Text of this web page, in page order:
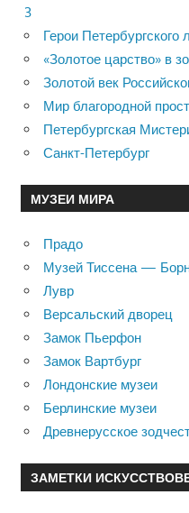
3
Герои Петербургского
«Золотое царство» в
Золотой век
Мир благородной
Петербургская
Санкт-Петербург
МУЗЕИ МИРА
Прадо
Музей Тиссена —
Лувр
Версальский дворец
Замок Пьерфон
Замок Вартбург
Лондонские музеи
Берлинские музеи
Древнерусское
ЗАМЕТКИ